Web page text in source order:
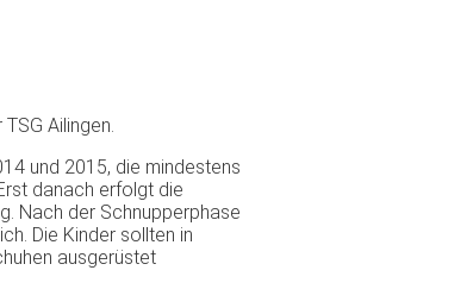
Ailingen.
und 2015, die mindestens
danach erfolgt die
Nach der Schnupperphase
Die Kinder sollten in
ausgerüstet